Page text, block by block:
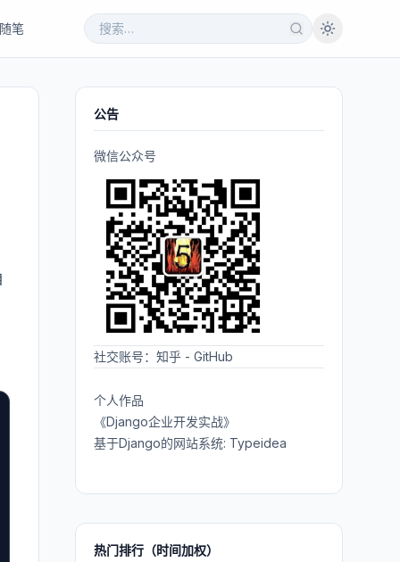
随笔
公告
微信公众号
社交账号： 知乎 - GitHub
个人作品
《Django企业开发实战》
基于Django的网站系统: Typeidea
热门排行（时间加权）